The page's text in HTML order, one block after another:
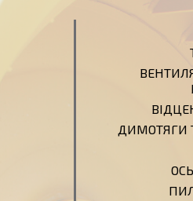
ДИМОТЯГИ